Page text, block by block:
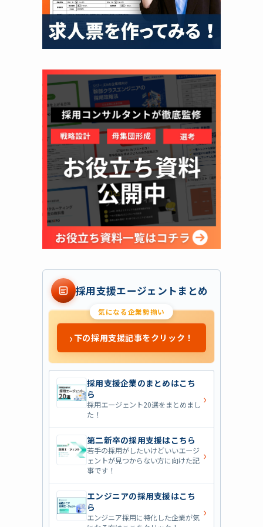
採用支援エージェントまとめ
気になる企業勢揃い
›下の採用支援記事をクリック！
採用支援企業のまとめはこち
ら
採用エージェント20選をまとめまし
た！
›
第二新卒の採用支援はこちら
若手の採用がしたいけどいいエージ
ェントが見つからない方に向けた記
事です！
›
エンジニアの採用支援はこち
ら
エンジニア採用に特化した企業が気 ›